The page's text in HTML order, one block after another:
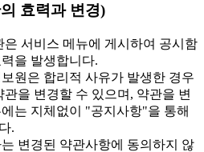
효력과 변경)
서비스 메뉴에 게시하여 공시함
을 발생합니다.
원은 합리적 사유가 발생한 경우
관을 변경할 수 있으며, 약관을 변
는 지체없이 "공지사항"을 통해
.
변경된 약관사항에 동의하지 않